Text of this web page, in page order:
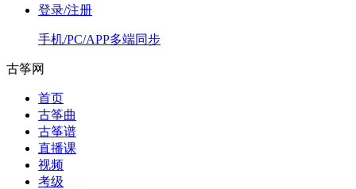
登录/注册
手机/PC/APP多端同步
古筝网
首页
古筝曲
古筝谱
直播课
视频
考级